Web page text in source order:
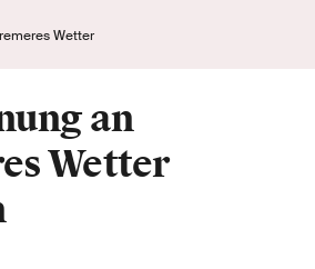
an
Wetter